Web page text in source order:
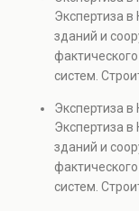
элементов и
Услуга
капитальном
также при
проверках.
Экспертиза
зданий и
систем.
элементов и
Услуга
капитальном
также при
проверках.
Экспертиза в
Экспертиза
зданий и
систем.